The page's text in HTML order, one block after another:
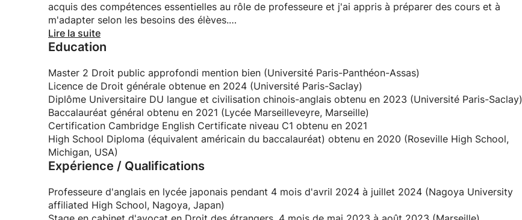
acquis des compétences essentielles au rôle de professeure et j'ai appris à préparer des cours et à
m'adapter selon les besoins des élèves.
Aujourd'hui, je suis en Master de Droit public à l'Université Paris II Panthéon-Assas et j'espère pouvoir à
mon tour aider des élèves à améliorer leurs résultats et à reprendre confiance en licence de droit.
Lire la suite
Education
Master 2 Droit public approfondi mention bien (Université Paris-Panthéon-Assas)
Licence de Droit générale obtenue en 2024 (Université Paris-Saclay)
Diplôme Universitaire DU langue et civilisation chinois-anglais obtenu en 2023 (Université Paris-Saclay)
Baccalauréat général obtenu en 2021 (Lycée Marseilleveyre, Marseille)
Certification Cambridge English Certificate niveau C1 obtenu en 2021
High School Diploma (équivalent américain du baccalauréat) obtenu en 2020 (Roseville High School,
Michigan, USA)
Expérience / Qualifications
Professeure d'anglais en lycée japonais pendant 4 mois d'avril 2024 à juillet 2024 (Nagoya University
affiliated High School, Nagoya, Japan)